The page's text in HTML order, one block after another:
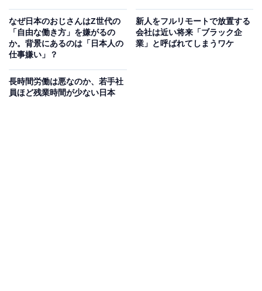
らゆっくり注ぎます。こちらも泡の比率は3割程度で
す。注ぐときは、瓶や缶を直接グラスにつけないように
気を付けましょう。
なぜ日本のおじさんはZ世代の
「自由な働き方」を嫌がるの
か。背景にあるのは「日本人の
仕事嫌い」？
新人をフルリモートで放置する
会社は近い将来「ブラック企
業」と呼ばれてしまうワケ
長時間労働は悪なのか、若手社
員ほど残業時間が少ない日本